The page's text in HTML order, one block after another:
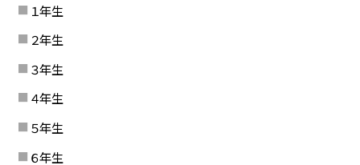
１年生
２年生
３年生
４年生
５年生
６年生